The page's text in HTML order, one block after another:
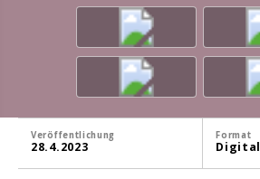
Veröffentlichung
28.4.2023
Format
Digital